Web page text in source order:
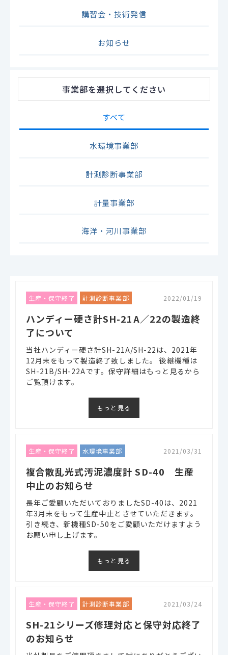
講習会・技術発信
お知らせ
事業部を選択してください
すべて
水環境事業部
計測診断事業部
計量事業部
海洋・河川事業部
生産・保守終了 計測診断事業部 2022/01/19
ハンディー硬さ計SH-21A／22の製造終
了について
当社ハンディー硬さ計SH-21A/SH-22は、2021年
12月末をもって製造終了致しました。 後継機種は
SH-21B/SH-22Aです。保守詳細はもっと見るから
ご覧頂けます。
もっと見る
生産・保守終了 水環境事業部 2021/03/31
複合散乱光式汚泥濃度計 SD-40 生産
中止のお知らせ
長年ご愛顧いただいておりましたSD-40は、2021
年3月末をもって生産中止とさせていただきます。
引き続き、新機種SD-50をご愛顧いただけますよう
お願い申し上げます。
もっと見る
生産・保守終了 計測診断事業部 2021/03/24
SH-21シリーズ修理対応と保守対応終了
のお知らせ